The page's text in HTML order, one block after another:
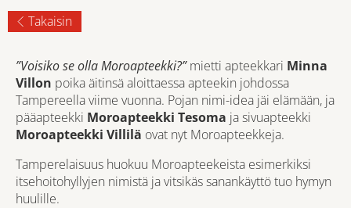
Takaisin
”Voisiko se olla Moroapteekki?”mietti apteekkari Minna
Villon poika äitinsä aloittaessa apteekin johdossa
Tampereella viime vuonna. Pojan nimi-idea jäi elämään, ja
pääapteekki Moroapteekki Tesoma ja sivuapteekki
Moroapteekki Villilä ovat nyt Moroapteekkeja.
Tamperelaisuus huokuu Moroapteekeista esimerkiksi
itsehoitohyllyjen nimistä ja vitsikäs sanankäyttö tuo hymyn
huulille.